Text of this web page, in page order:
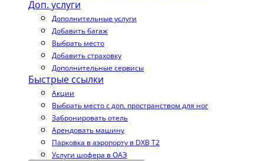
Доп. услуги
Дополнительные услуги
Добавить багаж
Выбрать место
Добавить страховку
Дополнительные сервисы
Быстрые ссылки
Акции
Выбрать место с доп. пространством для ног
Забронировать отель
Арендовать машину
Парковка в аэропорту в DXB T2
Услуги шофера в ОАЭ